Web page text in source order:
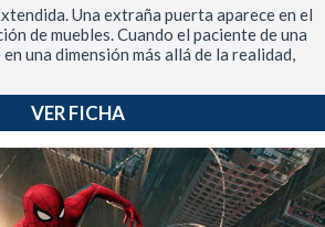
Una extraña puerta aparece en el
de muebles. Cuando el paciente de una
una dimensión más allá de la realidad,
VER FICHA